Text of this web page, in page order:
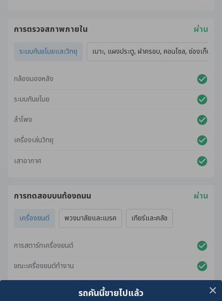
การตรวจสภาพภายใน ผ่าน
ระบบกันขโมยและวิทยุ เบาะ, แผงประตู, ฝาครอบ, คอนโซล, ช่องเก็บข
กล้องมองหลัง
ระบบกันขโมย
ลำโพง
เครื่องเล่นวิทยุ
เสาอากาศ
การทดสอบบนท้องถนน ผ่าน
เครื่องยนต์ พวงมาลัยและเบรค เกียร์และคลัช
การสตาร์ทเครื่องยนต์
ขณะเครื่องยนต์ทำงาน
รถคันนี้ขายไปแล้ว